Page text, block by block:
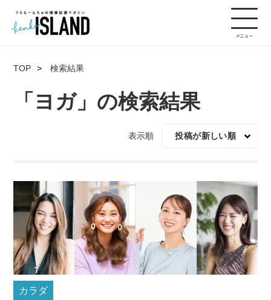
TOP 検索結果
「ヨガ」の検索結果
表示順
カラダ